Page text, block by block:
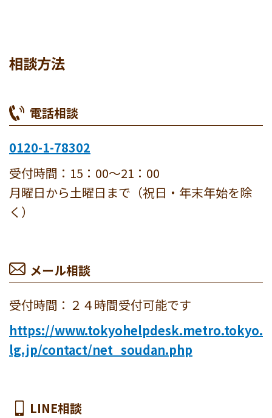
相談方法
電話相談
0120-1-78302
受付時間：15：00～21：00
月曜日から土曜日まで（祝日・年末年始を除
く）
メール相談
受付時間：２４時間受付可能です
https://www.tokyohelpdesk.metro.tokyo.
lg.jp/contact/net_soudan.php
LINE相談